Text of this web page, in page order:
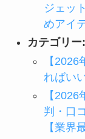
ジェッ
めアイ
カテゴリー:
【
ればい
【
判・口
【業界